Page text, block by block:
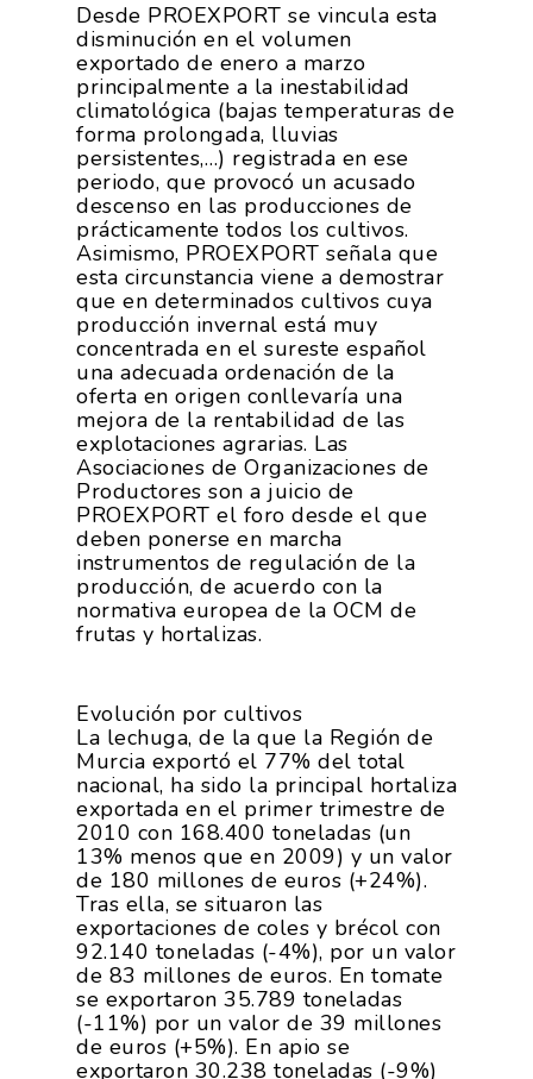
Desde PROEXPORT se vincula esta
disminución en el volumen
exportado de enero a marzo
principalmente a la inestabilidad
climatológica (bajas temperaturas de
forma prolongada, lluvias
persistentes,…) registrada en ese
periodo, que provocó un acusado
descenso en las producciones de
prácticamente todos los cultivos.
Asimismo, PROEXPORT señala que
esta circunstancia viene a demostrar
que en determinados cultivos cuya
producción invernal está muy
concentrada en el sureste español
una adecuada ordenación de la
oferta en origen conllevaría una
mejora de la rentabilidad de las
explotaciones agrarias. Las
Asociaciones de Organizaciones de
Productores son a juicio de
PROEXPORT el foro desde el que
deben ponerse en marcha
instrumentos de regulación de la
producción, de acuerdo con la
normativa europea de la OCM de
frutas y hortalizas.
Evolución por cultivos
La lechuga, de la que la Región de
Murcia exportó el 77% del total
nacional, ha sido la principal hortaliza
exportada en el primer trimestre de
2010 con 168.400 toneladas (un
13% menos que en 2009) y un valor
de 180 millones de euros (+24%).
Tras ella, se situaron las
exportaciones de coles y brécol con
92.140 toneladas (-4%), por un valor
de 83 millones de euros. En tomate
se exportaron 35.789 toneladas
(-11%) por un valor de 39 millones
de euros (+5%). En apio se
exportaron 30.238 toneladas (-9%)